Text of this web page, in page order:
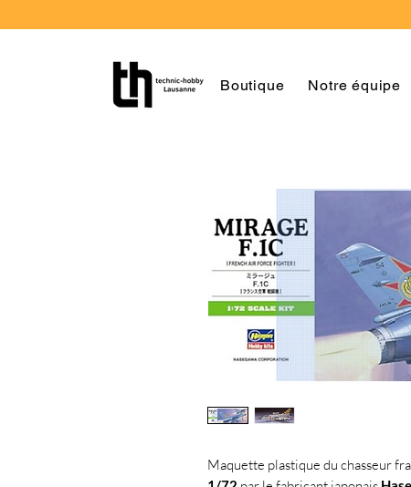
Boutique Notre équipe
Maquette plastique du chasseur